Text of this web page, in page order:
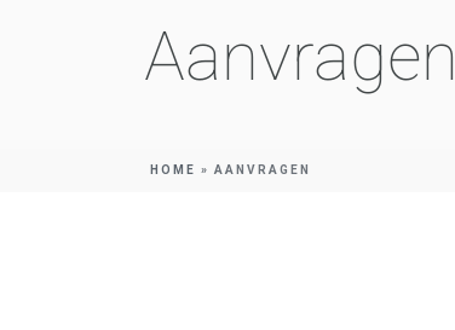
Aanvragen
HOME » AANVRAGEN